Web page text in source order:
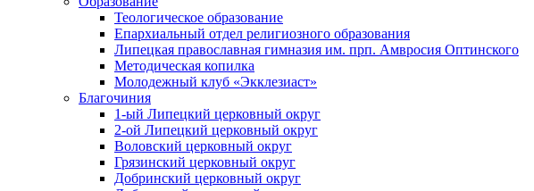
Теологическое образование
Епархиальный отдел религиозного образования
Липецкая православная гимназия им. прп. Амвросия Оптинского
Методическая копилка
Молодежный клуб «Экклезиаст»
Благочиния
1-ый Липецкий церковный округ
2-ой Липецкий церковный округ
Воловский церковный округ
Грязинский церковный округ
Добринский церковный округ